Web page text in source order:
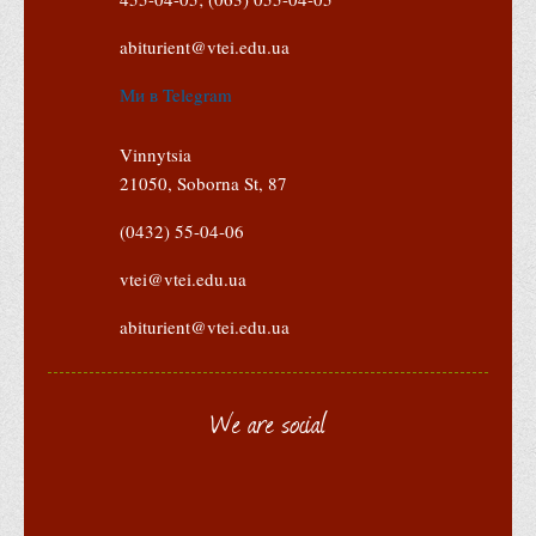
випробування для вступу для здобуття ступеня магістра на
Положення про організацію та проведення вступних
випробувань
Відеозаписи вступних випробувань
Вступникам з ТОТ
Рада студентського самоврядування
abiturient@vtei.edu.ua
Ми в Telegram
Vinnytsia
21050, Soborna St, 87
(0432) 55-04-06
vtei@vtei.edu.ua
abiturient@vtei.edu.ua
We are social